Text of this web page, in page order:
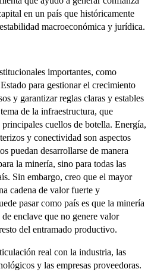
en un país que históricamente
macroeconómica y jurídica.
importantes, como
para gestionar el crecimiento
y garantizar reglas claras y estables
de la infraestructura, que
cuellos de botella. Energía,
y conectividad son aspectos
puedan desarrollarse de manera
la minería, sino para todas las
Sin embargo, creo que el mayor
cadena de valor fuerte y
pasar como país es que la minería
enclave que no genere valor
del entramado productivo.
real con la industria, las
y las empresas proveedoras.